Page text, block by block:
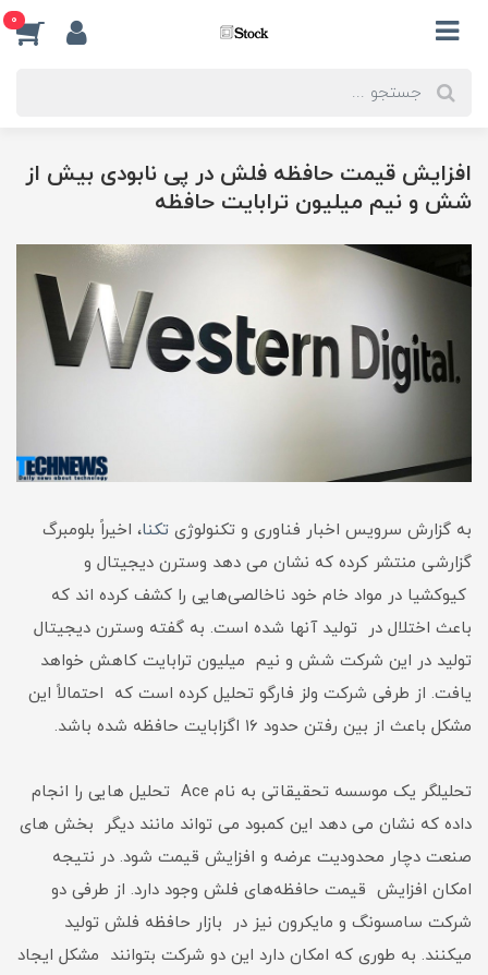
0
افزایش قیمت حافظه فلش در پی نابودی بیش از
شش و نیم میلیون ترابایت حافظه
به گزارش سرویس اخبار فناوری و تکنولوژی تکنا، اخیراً بلومبرگ
گزارشی منتشر کرده که نشان می دهد وسترن دیجیتال و
کیوکشیا در مواد خام خود ناخالصی‌هایی را کشف کرده اند که
باعث اختلال در تولید آنها شده است. به گفته وسترن دیجیتال
تولید در این شرکت شش و نیم میلیون ترابایت کاهش خواهد
یافت. از طرفی شرکت ولز فارگو تحلیل کرده است که احتمالاً این
مشکل باعث از بین رفتن حدود ۱۶ اگزابایت حافظه شده باشد.
تحلیلگر یک موسسه تحقیقاتی به نام Ace تحلیل هایی را انجام
داده که نشان می دهد این کمبود می تواند مانند دیگر بخش های
صنعت دچار محدودیت عرضه و افزایش قیمت شود. در نتیجه
امکان افزایش قیمت حافظه‌های فلش وجود دارد. از طرفی دو
شرکت سامسونگ و مایکرون نیز در بازار حافظه فلش تولید
میکنند. به طوری که امکان دارد این دو شرکت بتوانند مشکل ایجاد